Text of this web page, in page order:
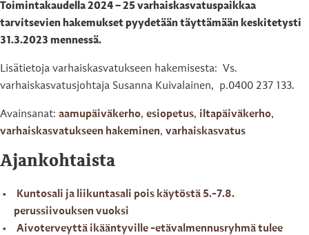
Toimintakaudella 2024 – 25 varhaiskasvatuspaikkaa
tarvitsevien hakemukset pyydetään täyttämään keskitetysti
31.3.2023 mennessä.
Lisätietoja varhaiskasvatukseen hakemisesta: Vs.
varhaiskasvatusjohtaja Susanna Kuivalainen, p.0400 237 133.
Avainsanat: aamupäiväkerho, esiopetus, iltapäiväkerho,
varhaiskasvatukseen hakeminen, varhaiskasvatus
Ajankohtaista
Kuntosali ja liikuntasali pois käytöstä 5.-7.8.
perussiivouksen vuoksi
Aivoterveyttä ikääntyville -etävalmennusryhmä tulee